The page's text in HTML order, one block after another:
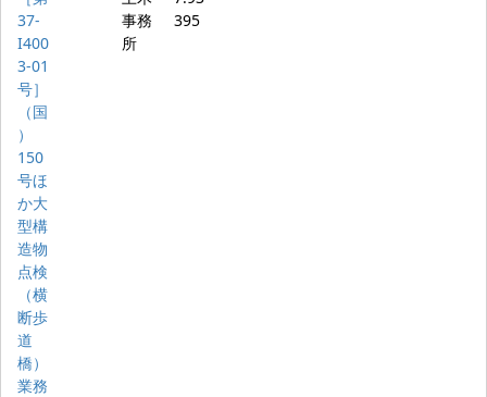
37-
I400
3-01
号］
（国
）
150
号ほ
か大
型構
造物
点検
（横
断歩
道
橋）
業務
事務
所
395